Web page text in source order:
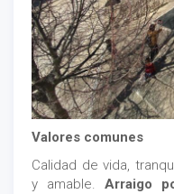
Valores comunes
Calidad de vida,
y amable. Arraigo